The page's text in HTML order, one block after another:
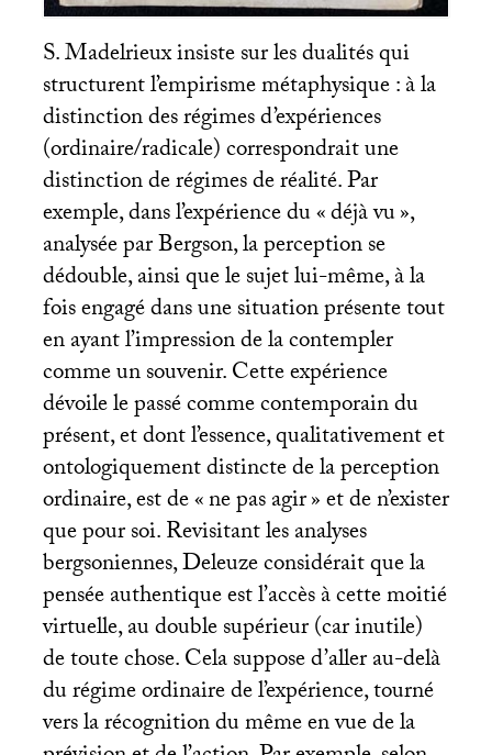
S. Madelrieux insiste sur les dualités qui
structurent l’empirisme métaphysique : à la
distinction des régimes d’expériences
(ordinaire/radicale) correspondrait une
distinction de régimes de réalité. Par
exemple, dans l’expérience du «déjà vu»,
analysée par Bergson, la perception se
dédouble, ainsi que le sujet lui-même, à la
fois engagé dans une situation présente tout
en ayant l’impression de la contempler
comme un souvenir. Cette expérience
dévoile le passé comme contemporain du
présent, et dont l’essence, qualitativement et
ontologiquement distincte de la perception
ordinaire, est de «ne pas agir» et de n’exister
que pour soi. Revisitant les analyses
bergsoniennes, Deleuze considérait que la
pensée authentique est l’accès à cette moitié
virtuelle, au double supérieur (car inutile)
de toute chose. Cela suppose d’aller au-delà
du régime ordinaire de l’expérience, tourné
vers la récognition du même en vue de la